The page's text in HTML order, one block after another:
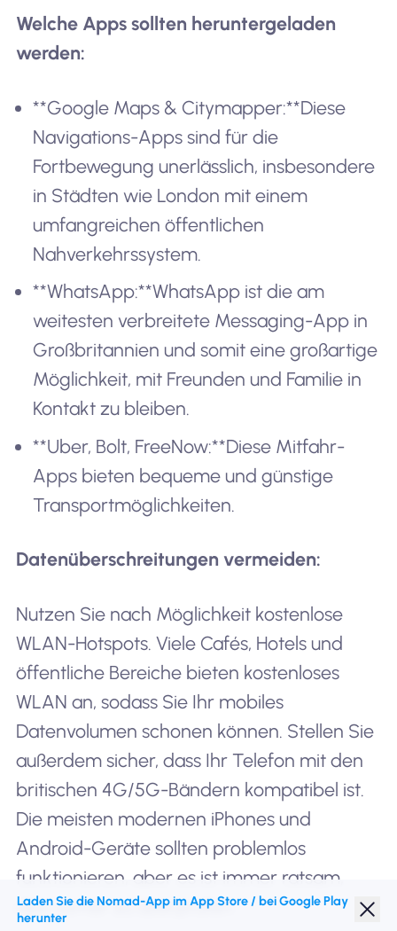
Welche Apps sollten heruntergeladen
werden:
**Google Maps & Citymapper:**Diese
Navigations-Apps sind für die
Fortbewegung unerlässlich, insbesondere
in Städten wie London mit einem
umfangreichen öffentlichen
Nahverkehrssystem.
**WhatsApp:**WhatsApp ist die am
weitesten verbreitete Messaging-App in
Großbritannien und somit eine großartige
Möglichkeit, mit Freunden und Familie in
Kontakt zu bleiben.
**Uber, Bolt, FreeNow:**Diese Mitfahr-
Apps bieten bequeme und günstige
Transportmöglichkeiten.
Datenüberschreitungen vermeiden:
Nutzen Sie nach Möglichkeit kostenlose
WLAN-Hotspots. Viele Cafés, Hotels und
öffentliche Bereiche bieten kostenloses
WLAN an, sodass Sie Ihr mobiles
Datenvolumen schonen können. Stellen Sie
außerdem sicher, dass Ihr Telefon mit den
britischen 4G/5G-Bändern kompatibel ist.
Die meisten modernen iPhones und
Android-Geräte sollten problemlos
funktionieren, aber es ist immer ratsam,
dies vorher zu überprüfen.
Laden Sie die Nomad-App im App Store / bei Google Play
herunter